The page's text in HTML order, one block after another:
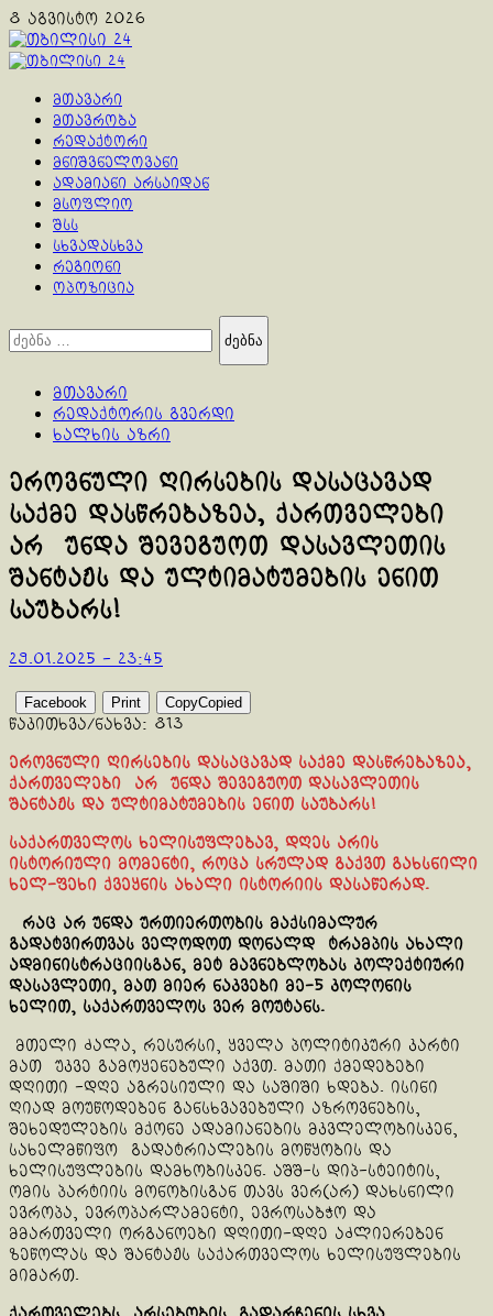
Skip
to
content
8 აგვისტო 2026
Primary
მთავარი
მთავრობა
რედაქტორი
მნიშვნელოვანი
ადამიანი არსაიდან
მსოფლიო
შსს
სხვადასხვა
რეგიონი
ოპოზიცია
ძებნა:
მთავარი
რედაქტორის გვერდი
ხალხის აზრი
ეროვნული ღირსების დასაცავად
საქმე დასწრებაზეა, ქართველები
არ უნდა შევეგუოთ დასავლეთის
შანტაჟს და ულტიმატუმების ენით
საუბარს!
29.01.2025 - 23:45
Facebook Print CopyCopied
წაკითხვა/ნახვა: 813
ეროვნული ღირსების დასაცავად საქმე დასწრებაზეა,
ქართველები არ უნდა შევეგუოთ დასავლეთის
შანტაჟს და ულტიმატუმების ენით საუბარს!
საქართველოს ხელისუფლებავ, დღეს არის
ისტორიული მომენტი, როცა სრულად გაქვთ გახსნილი
ხელ-ფეხი ქვეყნის ახალი ისტორიის დასაწერად.
რაც არ უნდა ურთიერთობის მაქსიმალურ
გადატვირთვას ველოდოთ დონალდ ტრამპის ახალი
ადმინისტრაციისგან, მეტ მავნებლობას კოლექტიური
დასავლეთი, მათ მიერ ნაკვები მე-5 კოლონის
ხელით, საქართველოს ვერ მოუტანს.
მთელი ძალა, რესურსი, ყველა პოლიტიკური კარტი
მათ უკვე გამოყენებული აქვთ. მათი ქმედებები
დღითი -დღე აგრესიული და საშიში ხდება. ისინი
ღიად მოუწოდებენ განსხვავებული აზროვნების,
შეხედულების მქონე ადამიანების მკვლელობისკენ,
სახელმწიფო გადატრიალების მოწყობის და
ხელისუფლების დამხობისკენ. აშშ-ს დიპ-სტეიტის,
ომის პარტიის მონობისგან თავს ვერ(არ) დახსნილი
ევროპა, ევროპარლამენტი, ევროსაბჭო და
მმართველი ორგანოები დღითი-დღე აძლიერებენ
ზეწოლას და შანტაჟს საქართველოს ხელისუფლების
მიმართ.